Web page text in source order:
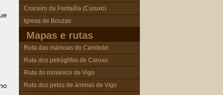
Cruceiro da Fontaíña (Coruxo)
Igrexa de Bouzas
Mapas e rutas
Ruta das mámoas do Candeán
Ruta dos petróglifos de Coruxo
Ruta do románico de Vigo
Ruta dos petos de ánimas de Vigo